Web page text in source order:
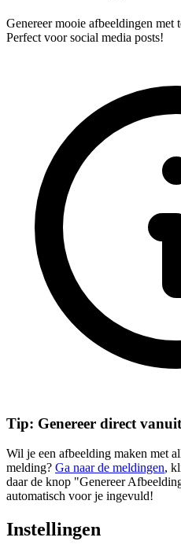
Genereer mooie afbeeldingen met
Perfect voor social media posts!
Tip: Genereer direct
Wil je een afbeelding maken met
melding? Ga naar de meldingen,
daar de knop "Genereer
automatisch voor je ingevuld!
Instellingen